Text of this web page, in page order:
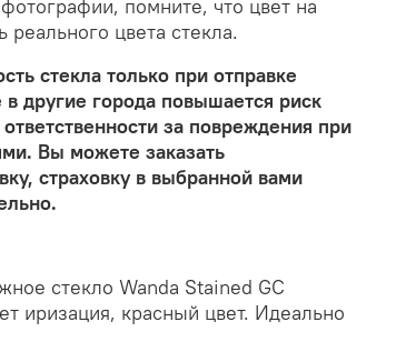
помните, что цвет на
цвета стекла.
стекла только при отправке
другие города повышается риск
за повреждения при
Вы можете заказать
страховку в выбранной вами
стекло Wanda Stained GC
иризация, красный цвет. Идеально